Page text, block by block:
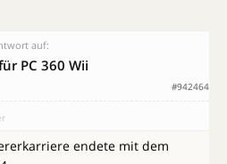
auf:
PC 360 Wii
#942464
endete mit dem